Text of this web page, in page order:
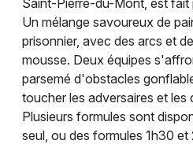
Un mélange savoureux de
prisonnier, avec des arcs et
mousse. Deux équipes
parsemé d'obstacles
toucher les adversaires et les
Plusieurs formules sont
seul, ou des formules 1h30